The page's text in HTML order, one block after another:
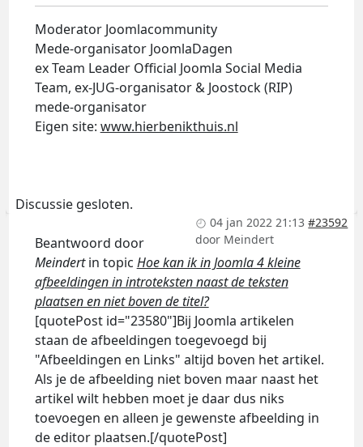
Moderator Joomlacommunity
Mede-organisator JoomlaDagen
ex Team Leader Official Joomla Social Media
Team, ex-JUG-organisator & Joostock (RIP)
mede-organisator
Eigen site: www.hierbenikthuis.nl
Discussie gesloten.
04 jan 2022 21:13 #23592
door Meindert
Beantwoord door
Meindertin topic Hoe kan ik in Joomla 4 kleine
afbeeldingen in introteksten naast de teksten
plaatsen en niet boven de titel?
[quotePost id="23580"]Bij Joomla artikelen
staan de afbeeldingen toegevoegd bij
"Afbeeldingen en Links" altijd boven het artikel.
Als je de afbeelding niet boven maar naast het
artikel wilt hebben moet je daar dus niks
toevoegen en alleen je gewenste afbeelding in
de editor plaatsen.[/quotePost]